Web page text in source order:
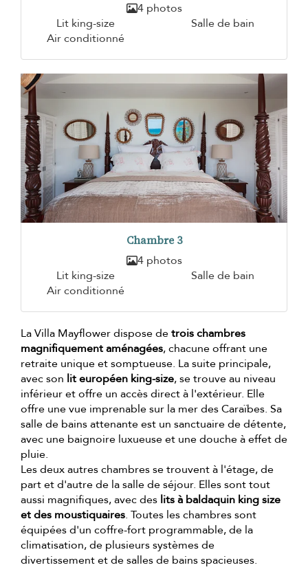
4 photos
Lit king-size
Salle de bain
Air conditionné
Chambre 3
4 photos
Lit king-size
Salle de bain
Air conditionné
La Villa Mayflower dispose detrois chambres
magnifiquement aménagées, chacune offrant une
retraite unique et somptueuse. La suite principale,
avec son lit européen king-size, se trouve au niveau
inférieur et offre un accès direct à l'extérieur. Elle
offre une vue imprenable sur la mer des Caraïbes. Sa
salle de bains attenante est un sanctuaire de détente,
avec une baignoire luxueuse et une douche à effet de
pluie.
Les deux autres chambres se trouvent à l'étage, de
part et d'autre de la salle de séjour. Elles sont tout
aussi magnifiques, avec des lits à baldaquin king size
et des moustiquaires. Toutes les chambres sont
équipées d'un coffre-fort programmable, de la
climatisation, de plusieurs systèmes de
divertissement et de salles de bains spacieuses.